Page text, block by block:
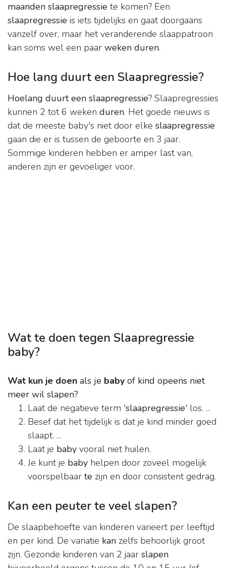
maanden slaapregressie te komen? Een
slaapregressie is iets tijdelijks en gaat doorgaans
vanzelf over, maar het veranderende slaappatroon
kan soms wel een paar weken duren.
Hoe lang duurt een Slaapregressie?
Hoelang duurt een slaapregressie? Slaapregressies
kunnen 2 tot 6 weken duren. Het goede nieuws is
dat de meeste baby's niet door elke slaapregressie
gaan die er is tussen de geboorte en 3 jaar.
Sommige kinderen hebben er amper last van,
anderen zijn er gevoeliger voor.
Wat te doen tegen Slaapregressie
baby?
Wat kun je doen als je baby of kind opeens niet
meer wil slapen?
Laat de negatieve term 'slaapregressie' los. ...
Besef dat het tijdelijk is dat je kind minder goed
slaapt. ...
Laat je baby vooral niet huilen.
Je kunt je baby helpen door zoveel mogelijk
voorspelbaar te zijn en door consistent gedrag.
Kan een peuter te veel slapen?
De slaapbehoefte van kinderen varieert per leeftijd
en per kind. De variatie kan zelfs behoorlijk groot
zijn. Gezonde kinderen van 2 jaar slapen